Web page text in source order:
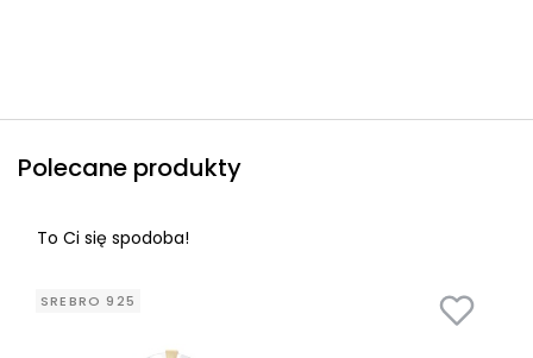
Polecane produkty
To Ci się spodoba!
SREBRO 925